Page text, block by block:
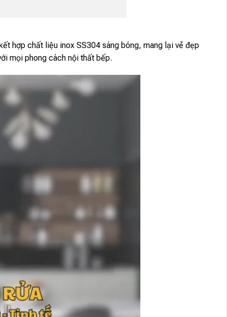
hợp chất liệu inox SS304 sáng bóng, mang lại vẻ đẹp
mọi phong cách nội thất bếp.